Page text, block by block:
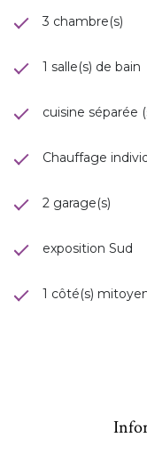
3 chambre(s)
1 salle(s) de bain
cuisine séparée
Chauffage
2 garage(s)
exposition Sud
1 côté(s)